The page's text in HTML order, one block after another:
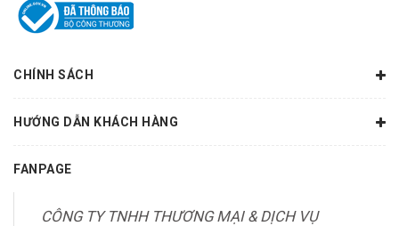
CHÍNH SÁCH
HƯỚNG DẪN KHÁCH HÀNG
FANPAGE
CÔNG TY TNHH THƯƠNG MẠI & DỊCH VỤ